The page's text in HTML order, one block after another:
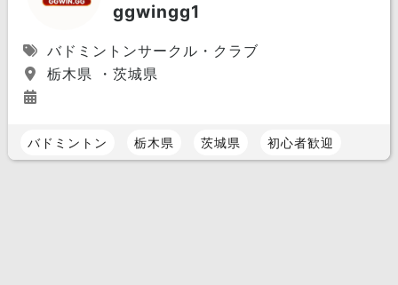
ggwingg1
バドミントンサークル・クラブ
栃木県 ・茨城県
バドミントン 栃木県 茨城県 初心者歓迎